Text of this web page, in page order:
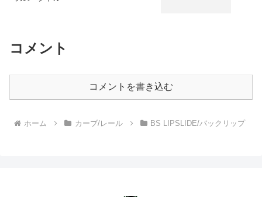
コメント
コメントを書き込む
ホーム カーブ/レール BS LIPSLIDE/バックリップ